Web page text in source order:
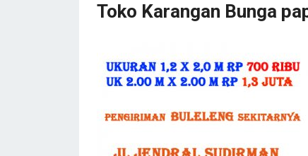
Toko Karangan Bunga